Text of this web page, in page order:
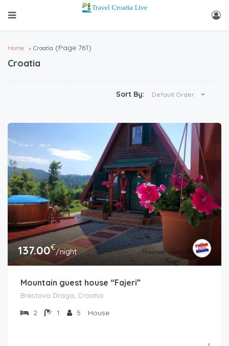
Home Croatia (Page 761)
Croatia
Sort By: Default Order
137.00€/night
Mountain guest house “Fajeri”
Brestova Draga, Croatia
2
1 5 House